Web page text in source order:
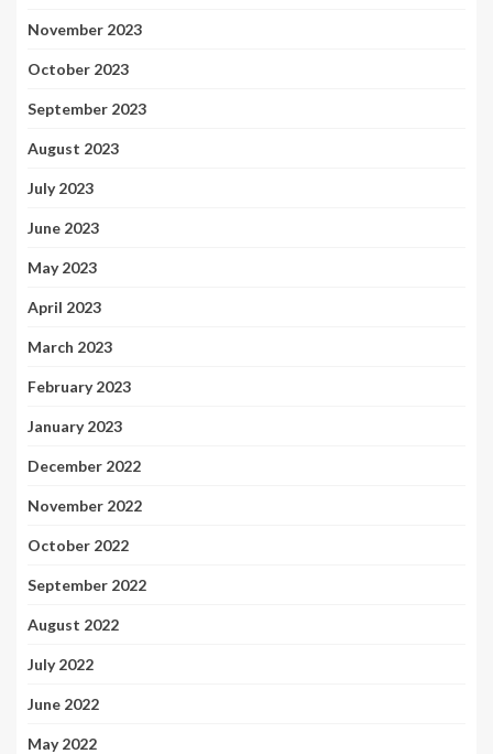
November 2023
October 2023
September 2023
August 2023
July 2023
June 2023
May 2023
April 2023
March 2023
February 2023
January 2023
December 2022
November 2022
October 2022
September 2022
August 2022
July 2022
June 2022
May 2022